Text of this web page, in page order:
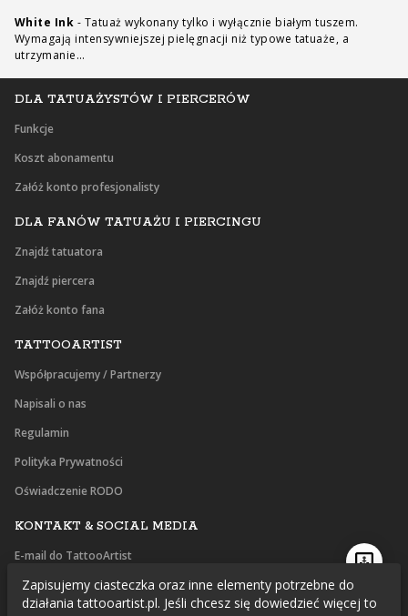
DLA TATUAŻYSTÓW I PIERCERÓW
Funkcje
Koszt abonamentu
Załóż konto profesjonalisty
DLA FANÓW TATUAŻU I PIERCINGU
Znajdź tatuatora
Znajdź piercera
Załóż konto fana
TATTOOARTIST
Współpracujemy / Partnerzy
Napisali o nas
Regulamin
Polityka Prywatności
Oświadczenie RODO
KONTAKT & SOCIAL MEDIA
E-mail do TattooArtist
Facebook
White Ink - Tatuaż wykonany tylko i wyłącznie białym tuszem.
Wymagają intensywniejszej pielęgnacji niż typowe tatuaże, a
utrzymanie…
Zapisujemy ciasteczka oraz inne elementy potrzebne do
działania tattooartist.pl. Jeśli chcesz się dowiedzieć więcej to